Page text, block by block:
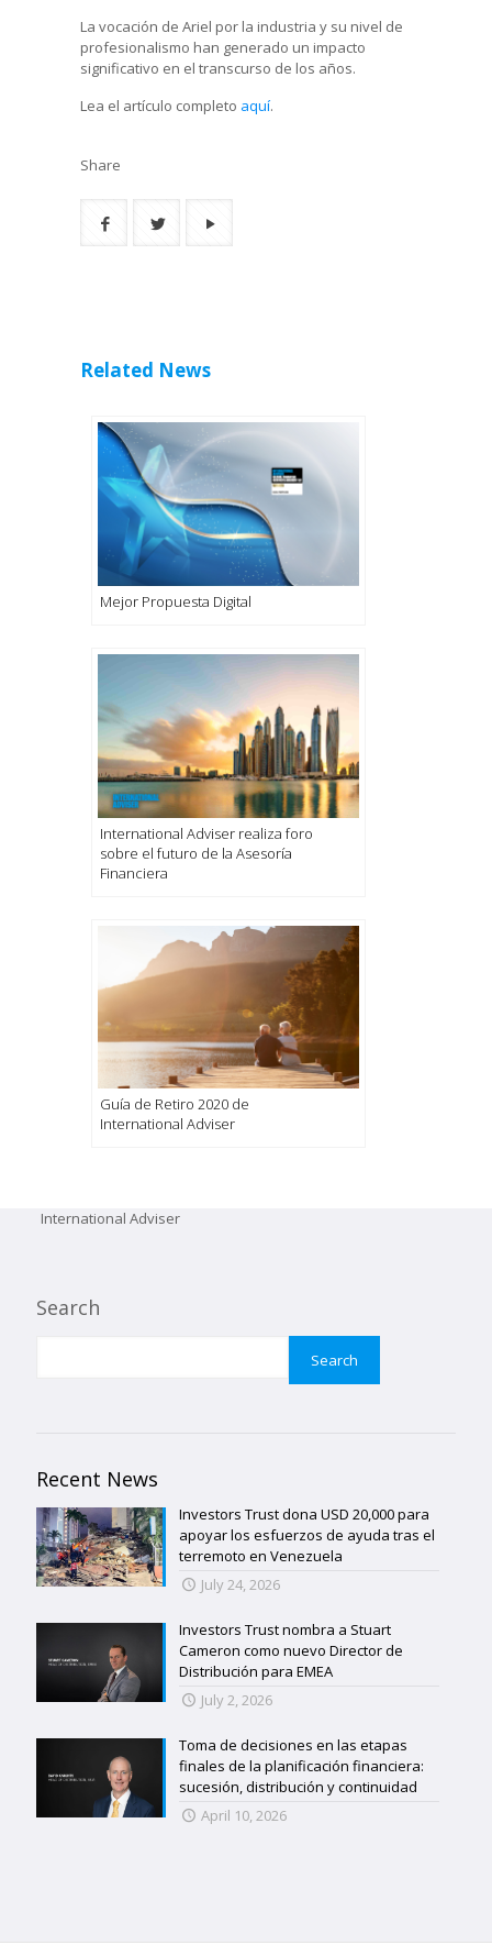
La vocación de Ariel por la industria y su nivel de
profesionalismo han generado un impacto
significativo en el transcurso de los años.
Lea el artículo completo aquí.
Share
Related News
Mejor Propuesta Digital
International Adviser realiza foro
sobre el futuro de la Asesoría
Financiera
Guía de Retiro 2020 de
International Adviser
International Adviser
Search
Search
Recent News
Investors Trust dona USD 20,000 para
apoyar los esfuerzos de ayuda tras el
terremoto en Venezuela
July 24, 2026
Investors Trust nombra a Stuart
Cameron como nuevo Director de
Distribución para EMEA
July 2, 2026
Toma de decisiones en las etapas
finales de la planificación financiera:
sucesión, distribución y continuidad
April 10, 2026